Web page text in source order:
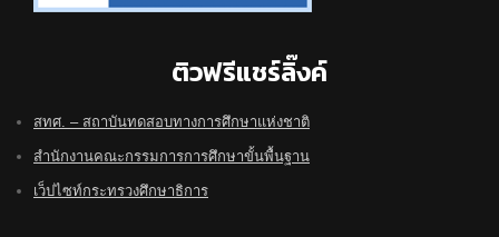
ติวฟรีแชร์ลิ๊งค์
สทศ. – สถาบันทดสอบทางการศึกษาแห่งชาติ
สำนักงานคณะกรรมการการศึกษาขั้นพื้นฐาน
เว็ปไซท์กระทรวงศึกษาธิการ